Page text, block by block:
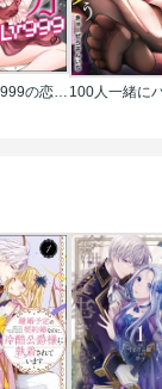
繁殖能力Lv999の恋愛事情 ―幼なじみ候爵令息とのウブあま新婚生活―（単話版）